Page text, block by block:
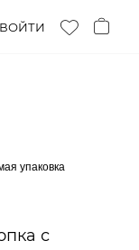
ВОЙТИ
упаковка
с